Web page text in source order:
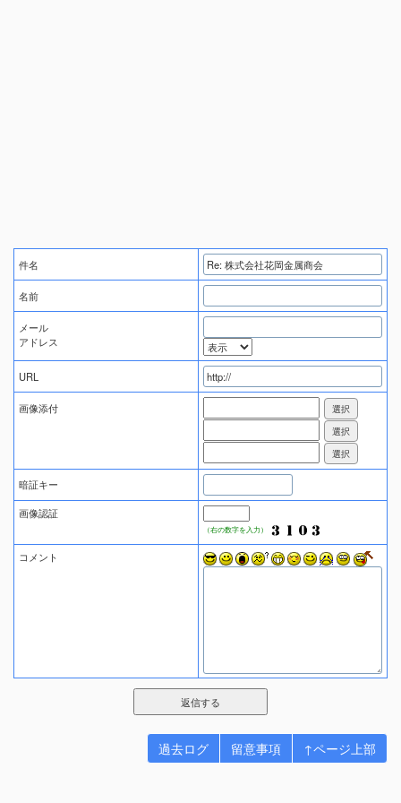
件名
名前
メール
アドレス
URL
画像添付
暗証キー
画像認証
（右の数字を入力）
コメント
過去ログ 留意事項 ↑ページ上部